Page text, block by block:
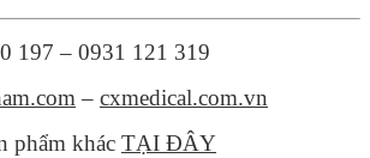
197 – 0931 121 319
– cxmedical.com.vn
phẩm khác TẠI ĐÂY